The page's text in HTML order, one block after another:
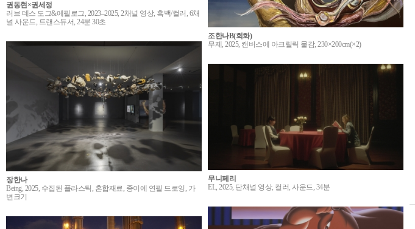
권동현×권세정
러브 데스 도그&에필로그, 2023–2025, 2채널 영상, 흑백/컬러, 6채
널 사운드, 트랜스듀서, 24분 30초
조한나B(회화)
무제, 2025, 캔버스에 아크릴릭 물감, 230×200cm(×2)
장한나
Being, 2025, 수집된 플라스틱, 혼합재료, 종이에 연필 드로잉, 가
변크기
무니페리
EL, 2025, 단채널 영상, 컬러, 사운드, 34분